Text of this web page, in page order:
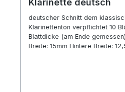
Klarinette deutsch
deutscher Schnitt dem
Klarinettenton verpflichtet 10
Blattdicke (am Ende
Breite: 15mm Hintere Breite: